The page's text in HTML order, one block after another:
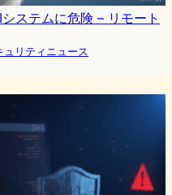
ステムに危険 – リモート
ュリティニュース